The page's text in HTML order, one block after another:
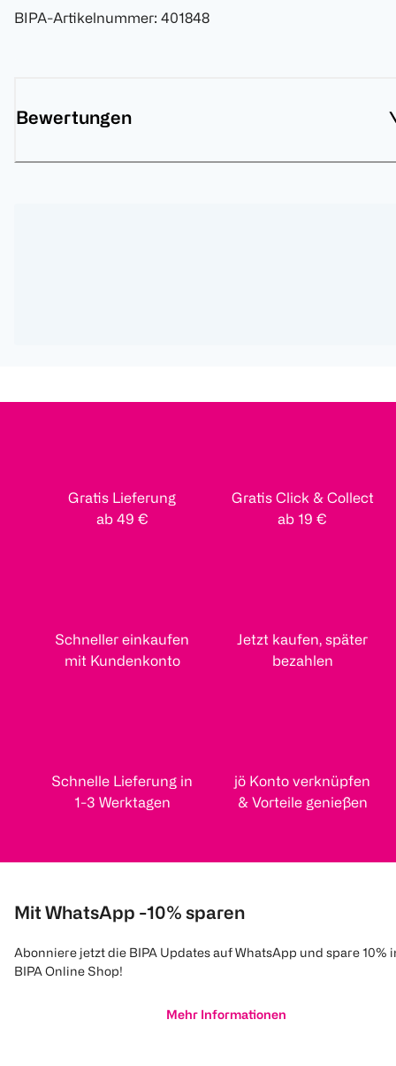
BIPA-Artikelnummer: 401848
Bewertungen
Gratis Lieferung
ab 49 €
Gratis Click & Collect
ab 19 €
Schneller einkaufen
mit Kundenkonto
Jetzt kaufen, später
bezahlen
Schnelle Lieferung in
1-3 Werktagen
jö Konto verknüpfen
& Vorteile genießen
Mit WhatsApp -10% sparen
Abonniere jetzt die BIPA Updates auf WhatsApp und spare 10%
BIPA Online Shop!
Mehr Informationen